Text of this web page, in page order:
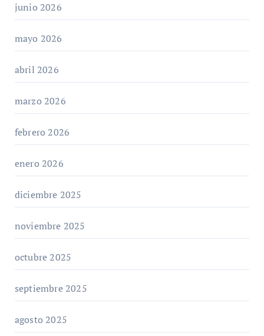
junio 2026
mayo 2026
abril 2026
marzo 2026
febrero 2026
enero 2026
diciembre 2025
noviembre 2025
octubre 2025
septiembre 2025
agosto 2025